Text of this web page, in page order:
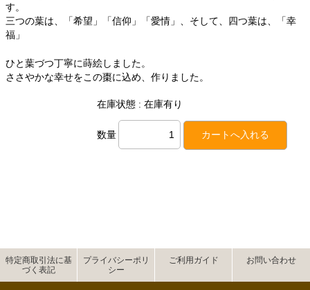
す。
三つの葉は、「希望」「信仰」「愛情」、そして、四つ葉は、「幸
福」
ひと葉づつ丁寧に蒔絵しました。
ささやかな幸せをこの棗に込め、作りました。
在庫状態 : 在庫有り
数量
特定商取引法に基
づく表記
プライバシーポリ
シー
ご利用ガイド お問い合わせ